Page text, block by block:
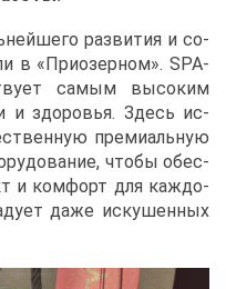
раз­ви­тия и со­
в «При­озер­ном». SPA-
са­мым вы­со­ким
и здо­ро­вья. Здесь ис­
пре­ми­аль­ную
что­бы обес­
и ком­форт для каж­до­
да­же ис­ку­шен­ных